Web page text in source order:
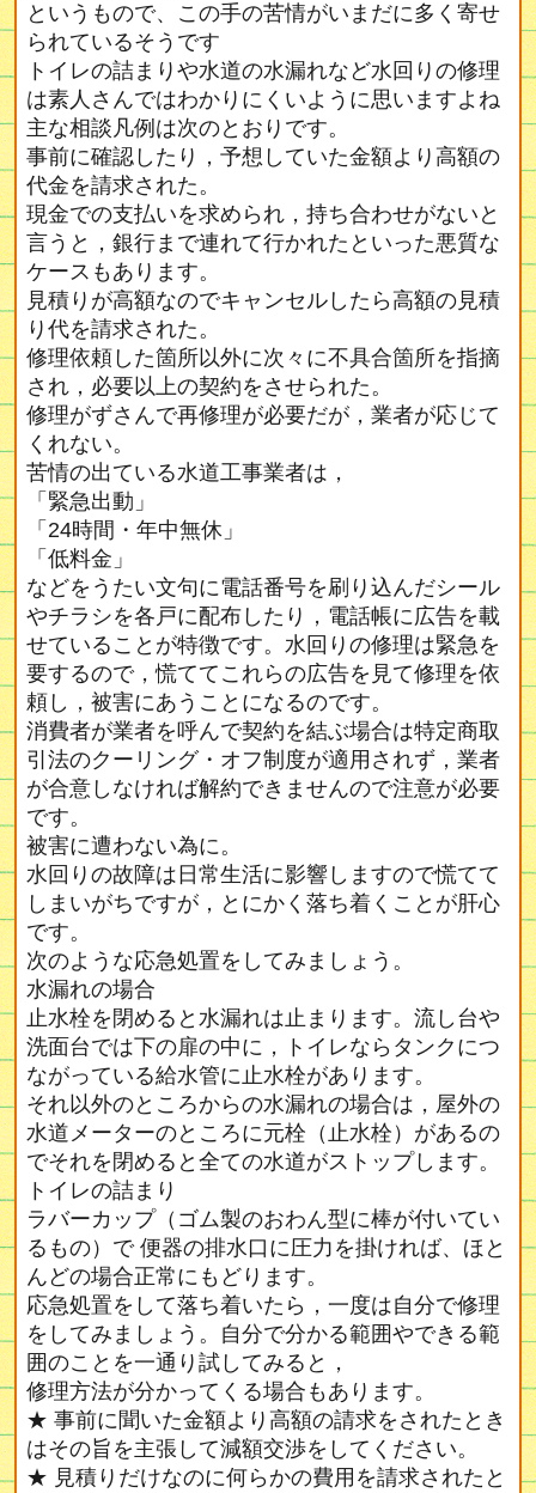
というもので、この手の苦情がいまだに多く寄せ
られているそうです
トイレの詰まりや水道の水漏れなど水回りの修理
は素人さんではわかりにくいように思いますよね
主な相談凡例は次のとおりです。
事前に確認したり，予想していた金額より高額の
代金を請求された。
現金での支払いを求められ，持ち合わせがないと
言うと，銀行まで連れて行かれたといった悪質な
ケースもあります。
見積りが高額なのでキャンセルしたら高額の見積
り代を請求された。
修理依頼した箇所以外に次々に不具合箇所を指摘
され，必要以上の契約をさせられた。
修理がずさんで再修理が必要だが，業者が応じて
くれない。
苦情の出ている水道工事業者は，
「緊急出動」
「24時間・年中無休」
「低料金」
などをうたい文句に電話番号を刷り込んだシール
やチラシを各戸に配布したり，電話帳に広告を載
せていることが特徴です。水回りの修理は緊急を
要するので，慌ててこれらの広告を見て修理を依
頼し，被害にあうことになるのです。
消費者が業者を呼んで契約を結ぶ場合は特定商取
引法のクーリング・オフ制度が適用されず，業者
が合意しなければ解約できませんので注意が必要
です。
被害に遭わない為に。
水回りの故障は日常生活に影響しますので慌てて
しまいがちですが，とにかく落ち着くことが肝心
です。
次のような応急処置をしてみましょう。
水漏れの場合
止水栓を閉めると水漏れは止まります。流し台や
洗面台では下の扉の中に，トイレならタンクにつ
ながっている給水管に止水栓があります。
それ以外のところからの水漏れの場合は，屋外の
水道メーターのところに元栓（止水栓）があるの
でそれを閉めると全ての水道がストップします。
トイレの詰まり
ラバーカップ（ゴム製のおわん型に棒が付いてい
るもの）で 便器の排水口に圧力を掛ければ、ほと
んどの場合正常にもどります。
応急処置をして落ち着いたら，一度は自分で修理
をしてみましょう。自分で分かる範囲やできる範
囲のことを一通り試してみると，
修理方法が分かってくる場合もあります。
★ 事前に聞いた金額より高額の請求をされたとき
はその旨を主張して減額交渉をしてください。
★ 見積りだけなのに何らかの費用を請求されたと